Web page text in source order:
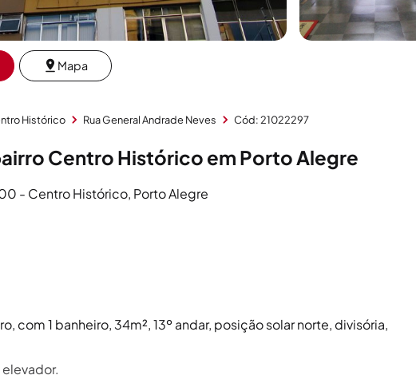
Mapa
Histórico Rua General Andrade Neves Cód: 21022297
Centro Histórico em Porto Alegre
- Centro Histórico, Porto Alegre
com 1 banheiro, 34m², 13º andar, posição solar norte, divisória,